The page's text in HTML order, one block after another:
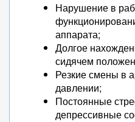
Нарушение в
аппарата;
Долгое
сидячем
Резкие смены в
давлении;
Постоянные
депрессивные